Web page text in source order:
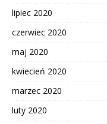
lipiec 2020
czerwiec 2020
maj 2020
kwiecień 2020
marzec 2020
luty 2020